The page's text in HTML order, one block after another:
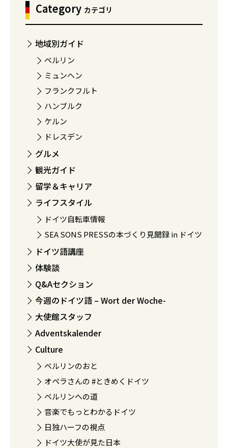
Category カテゴリ
地域別ガイド
ベルリン
ミュンヘン
フランクフルト
ハンブルク
ケルン
ドレスデン
グルメ
観光ガイド
留学＆キャリア
ライフスタイル
ドイツ自転車情報
SEA SONS PRESSの本づくり見聞録 in ドイツ
ドイツ語講座
体験談
Q&Aセクション
今週のドイツ語 – Wort der Woche-
大使館スタッフ
Adventskalender
Culture
ベルリンのおと
オペラさんの #ときめくドイツ
ベルリンへの道
音楽でもっとわかるドイツ
日独ハーフの視点
ドイツ大使が見た日本